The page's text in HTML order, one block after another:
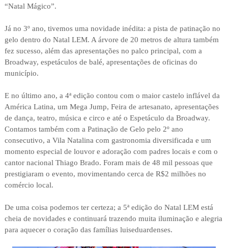
“Natal Mágico”.
Já no 3º ano, tivemos uma novidade inédita: a pista de patinação no
gelo dentro do Natal LEM. A árvore de 20 metros de altura também
fez sucesso, além das apresentações no palco principal, com a
Broadway, espetáculos de balé, apresentações de oficinas do
município.
E no último ano, a 4ª edição contou com o maior castelo inflável da
América Latina, um Mega Jump, Feira de artesanato, apresentações
de dança, teatro, música e circo e até o Espetáculo da Broadway.
Contamos também com a Patinação de Gelo pelo 2º ano
consecutivo, a Vila Natalina com gastronomia diversificada e um
momento especial de louvor e adoração com padres locais e com o
cantor nacional Thiago Brado. Foram mais de 48 mil pessoas que
prestigiaram o evento, movimentando cerca de R$2 milhões no
comércio local.
De uma coisa podemos ter certeza; a 5ª edição do Natal LEM está
cheia de novidades e continuará trazendo muita iluminação e alegria
para aquecer o coração das famílias luiseduardenses.